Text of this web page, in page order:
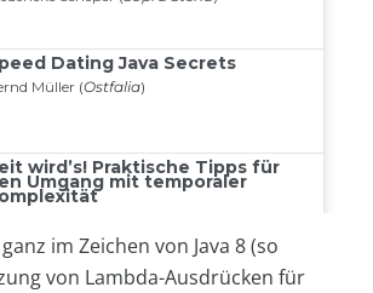
im Zeichen von Java 8 (so
von Lambda-Ausdrücken für